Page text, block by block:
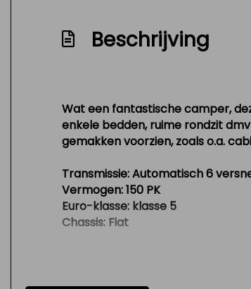
Beschrijving
Wat een fantastische camper,
enkele bedden, ruime rondzit
gemakken voorzien, zoals o.a.
Transmissie: Automatisch 6
Vermogen: 150 PK
Euro-klasse: klasse 5
Chassis: Fiat